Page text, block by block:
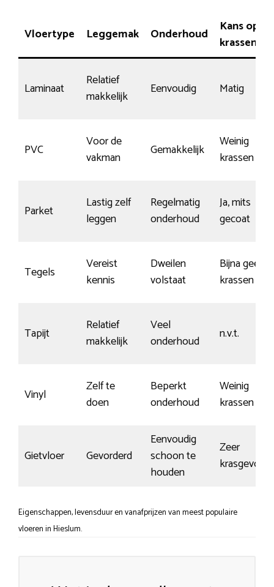
Vloertype Leggemak Onderhoud
Kans op
krassen
Laminaat
Relatief
makkelijk
Eenvoudig Matig
PVC
Voor de
vakman
Gemakkelijk
Weinig
krassen
Parket
Lastig zelf
leggen
Regelmatig
onderhoud
Ja, mits
gecoat
Tegels
Vereist
kennis
Dweilen
volstaat
Bijna geen
krassen
Tapijt
Relatief
makkelijk
Veel
onderhoud
n.v.t.
Vinyl
Zelf te
doen
Beperkt
onderhoud
Weinig
krassen
Gietvloer Gevorderd
Eenvoudig
schoon te
houden
Zeer
Eigenschappen, levensduur en vanafprijzen van meest populaire
vloeren in Hieslum.